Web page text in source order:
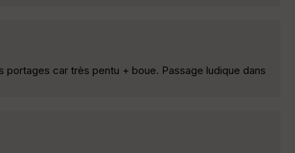
car très pentu + boue. Passage ludique dans